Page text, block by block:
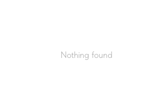
Nothing found